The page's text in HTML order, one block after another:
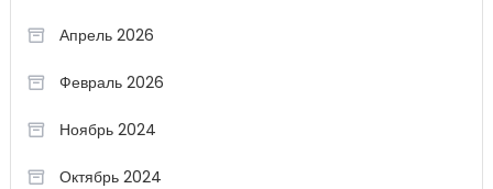
Апрель 2026
Февраль 2026
Ноябрь 2024
Октябрь 2024